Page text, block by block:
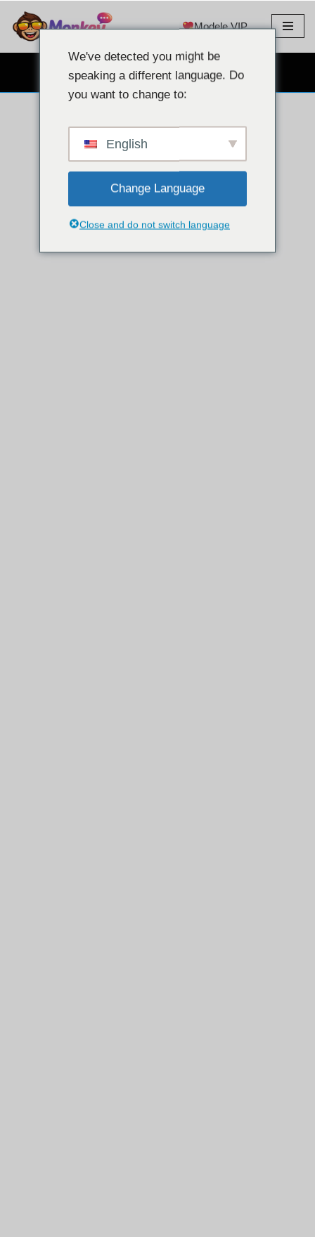
Treci
la
Modele VIP
CHAT GRATUIT CU WEBCAM
We've detected you might be
speaking a different language. Do
you want to change to:
English
Change Language
Close and do not switch language